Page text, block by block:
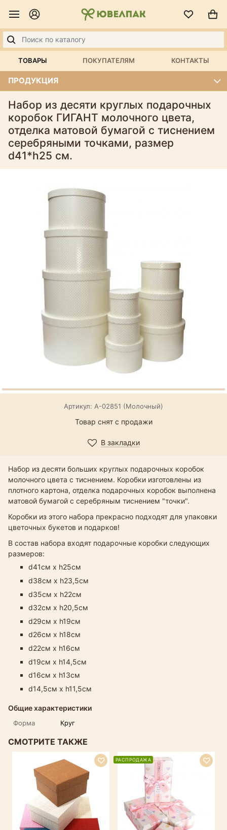
ТОВАРЫ ПОКУПАТЕЛЯМ КОНТАКТЫ
ПРОДУКЦИЯ
Набор из десяти круглых подарочных
коробок ГИГАНТ молочного цвета,
отделка матовой бумагой с тиснением
серебряными точками, размер
d41*h25 см.
Артикул: А-02851 (Молочный)
Товар снят с продажи
В закладки
Набор из десяти больших круглых подарочных коробок
молочного цвета с тиснением. Коробки изготовлены из
плотного картона, отделка подарочных коробок выполнена
матовой бумагой с серебряным тиснением "точки".
Коробки из этого набора прекрасно подходят для упаковки
цветочных букетов и подарков!
В состав набора входят подарочные коробки следующих
размеров:
d41см х h25см
d38см х h23,5см
d35см х h22см
d32см х h20,5см
d29см х h19см
d26см х h18см
d22см х h16см
d19см х h14,5см
d16см х h13см
d14,5см х h11,5см
Общие характеристики
Форма Круг
СМОТРИТЕ ТАКЖЕ
РАСПРОДАЖА